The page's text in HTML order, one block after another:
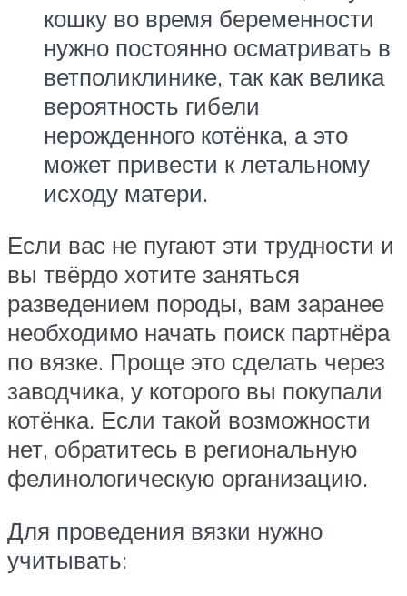
кошку во время беременности
нужно постоянно осматривать в
ветполиклинике, так как велика
вероятность гибели
нерожденного котёнка, а это
может привести к летальному
исходу матери.
Если вас не пугают эти трудности и
вы твёрдо хотите заняться
разведением породы, вам заранее
необходимо начать поиск партнёра
по вязке. Проще это сделать через
заводчика, у которого вы покупали
котёнка. Если такой возможности
нет, обратитесь в региональную
фелинологическую организацию.
Для проведения вязки нужно
учитывать: